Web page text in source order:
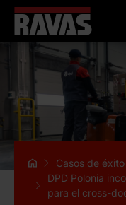
Casos de éxito
DPD Polonia
para el cross-